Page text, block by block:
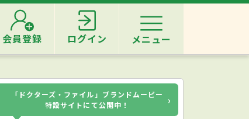
会員登録 ログイン メニュー
「ドクターズ・ファイル」ブランドムービー
特設サイトにて公開中！
›